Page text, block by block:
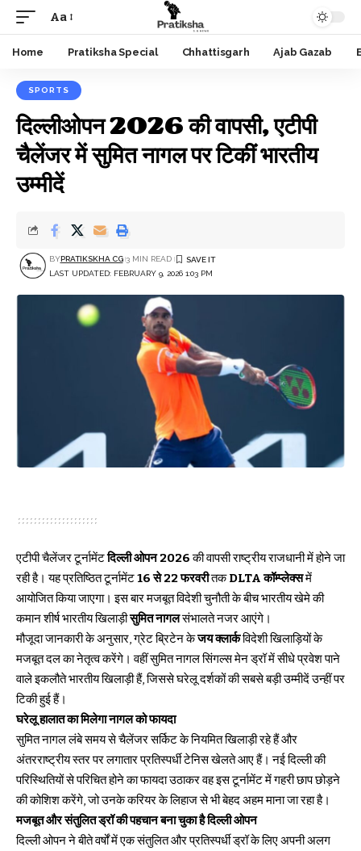
Font
Resizer
Aa
Home Pratiksha Special Chhattisgarh Ajab Gazab
SPORTS
दिल्लीओपन 2026 की वापसी, एटीपी
चैलेंजर में सुमित नागल पर टिकीं भारतीय
उम्मीदें
LAST UPDATED: FEBRUARY 9, 2026 1:03 PM
BYPRATIKSKHA CG 3 MIN READ
एटीपी चैलेंजर टूर्नामेंटदिल्ली ओपन 2026की वापसी राष्ट्रीय राजधानी में होने जा
रही है। यह प्रतिष्ठित टूर्नामेंट16 से 22 फरवरीतकDLTA कॉम्प्लेक्समें
आयोजित किया जाएगा। इस बार मजबूत विदेशी चुनौती के बीच भारतीय खेमे की
कमान शीर्ष भारतीय खिलाड़ीसुमित नागलसंभालते नजर आएंगे।
मौजूदा जानकारी के अनुसार, ग्रेट ब्रिटेन केजय क्लार्कविदेशी खिलाड़ियों के
मजबूत दल का नेतृत्व करेंगे। वहीं सुमित नागल सिंगल्स मेन ड्रॉ में सीधे प्रवेश पाने
वाले इकलौते भारतीय खिलाड़ी हैं, जिससे घरेलू दर्शकों की सबसे बड़ी उम्मीदें उन्हीं पर
टिकी हुई हैं।
घरेलू हालात का मिलेगा नागल को फायदा
सुमित नागल लंबे समय से चैलेंजर सर्किट के नियमित खिलाड़ी रहे हैं और
अंतरराष्ट्रीय स्तर पर लगातार प्रतिस्पर्धी टेनिस खेलते आए हैं। नई दिल्ली की
परिस्थितियों से परिचित होने का फायदा उठाकर वह इस टूर्नामेंट में गहरी छाप छोड़ने
की कोशिश करेंगे, जो उनके करियर के लिहाज से भी बेहद अहम माना जा रहा है।
मजबूत और संतुलित ड्रॉ की पहचान बना चुका है दिल्ली ओपन
दिल्ली ओपन ने बीते वर्षों में एक संतुलित और प्रतिस्पर्धी ड्रॉ के लिए अपनी अलग